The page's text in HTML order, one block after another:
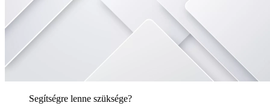
Segítségre lenne szüksége?